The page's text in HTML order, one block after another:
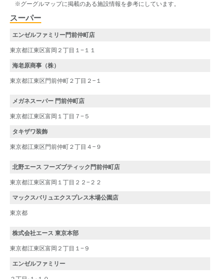
※グーグルマップに掲載のある施設情報を参考にしています。
スーパー
エンゼルファミリー門前仲町店
東京都江東区富岡２丁目１−１１
海老原商事（株）
東京都江東区門前仲町２丁目２−１
メガネスーパー 門前仲町店
東京都江東区富岡１丁目７−５
タキザワ装飾
東京都江東区門前仲町２丁目４−９
北野エース フーズブティック門前仲町店
東京都江東区富岡１丁目２２−２２
マックスバリュエクスプレス木場公園店
東京都
株式会社エース 東京本部
東京都江東区富岡２丁目１−９
エンゼルファミリー